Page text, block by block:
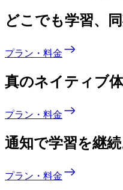
どこでも学習、同
プラン・料金
真のネイティブ体
プラン・料金
通知で学習を継続
プラン・料金